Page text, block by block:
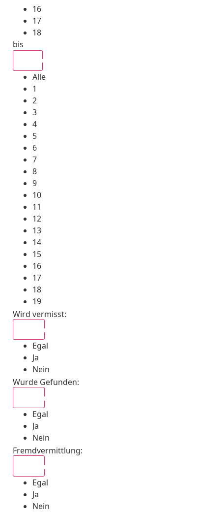
16
17
18
bis
Alle
1
2
3
4
5
6
7
8
9
10
11
12
13
14
15
16
17
18
19
Wird vermisst:
Egal
Ja
Nein
Wurde Gefunden:
Egal
Ja
Nein
Fremdvermittlung:
Egal
Ja
Nein